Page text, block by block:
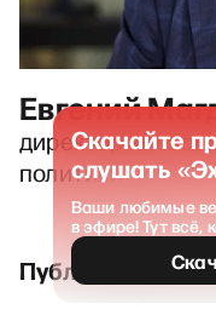
Евгений
директор
политики
Публикации и
Скачайте
слушать
Ваши любимые
в эфире! Тут всё,